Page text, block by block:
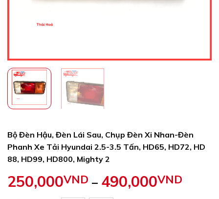
Bộ Đèn Hậu, Đèn Lái Sau, Chụp Đèn Xi Nhan-Đèn
Phanh Xe Tải Hyundai 2.5-3.5 Tấn, HD65, HD72, HD
88, HD99, HD800, Mighty 2
250,000VND – 490,000VND